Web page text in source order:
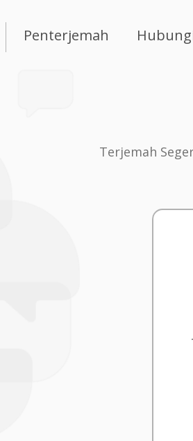
Penterjemah
Terjemah